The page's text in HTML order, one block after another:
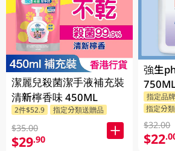
潔麗兒殺菌潔手液補充裝
清新檸香味 450ML
2件$52.9 指定分類送贈品
$35.00
$29.90
強生
指定品
指定分
$32.00
$22